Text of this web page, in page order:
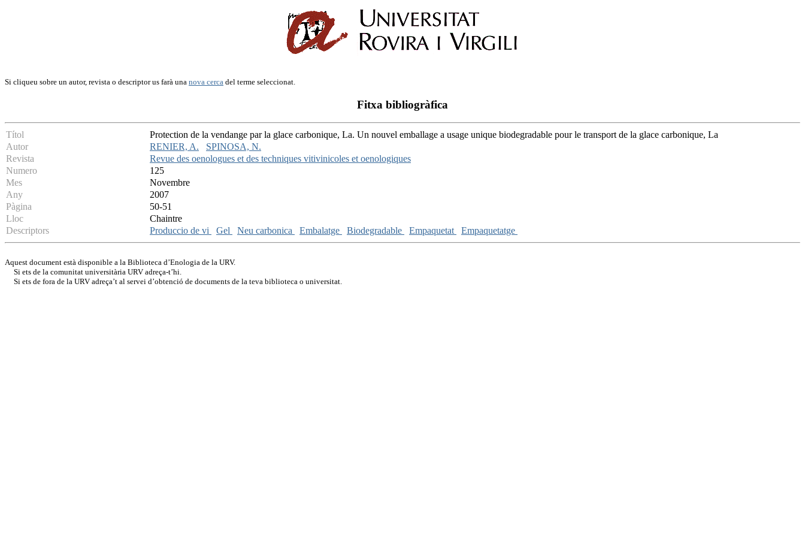
Si cliqueu sobre un autor, revista o descriptor us farà una nova cerca del terme seleccionat.
Fitxa bibliogràfica
Títol
Protection de la vendange par la glace carbonique, La. Un nouvel emballage a usage unique biodegradable pour le transport de la glace carbonique, La
Autor
RENIER, A.
SPINOSA, N.
Revista
Revue des oenologues et des techniques vitivinicoles et oenologiques
Numero
125
Mes
Novembre
Any
2007
Pàgina
50-51
Lloc
Chaintre
Descriptors
Produccio de vi Gel Neu carbonica Embalatge Biodegradable Empaquetat Empaquetatge
Aquest document està disponible a la Biblioteca d’Enologia de la URV.
Si ets de la comunitat universitària URV adreça-t’hi.
Si ets de fora de la URV adreça’t al servei d’obtenció de documents de la teva biblioteca o universitat.